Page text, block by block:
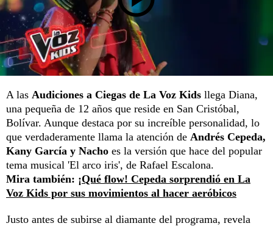
A las Audiciones a Ciegas de La Voz Kids llega Diana,
una pequeña de 12 años que reside en San Cristóbal,
Bolívar. Aunque destaca por su increíble personalidad, lo
que verdaderamente llama la atención de Andrés Cepeda,
Kany García y Nacho es la versión que hace del popular
tema musical 'El arco iris', de Rafael Escalona.
Mira también: ¡Qué flow! Cepeda sorprendió en La
Voz Kids por sus movimientos al hacer aeróbicos
Justo antes de subirse al diamante del programa, revela